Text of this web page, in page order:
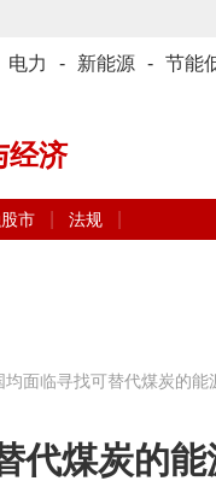
电力 - 新能源 - 节能
经济
市 法规
均面临寻找可替代煤炭的能
代煤炭的